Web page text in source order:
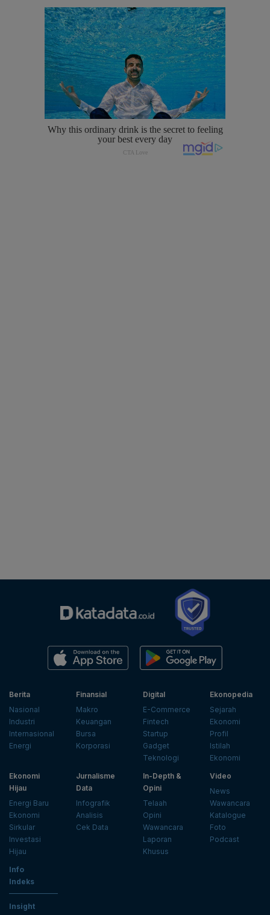
Berita
Nasional
Industri
Internasional
Energi
Finansial
Makro
Keuangan
Bursa
Korporasi
Digital
E-Commerce
Fintech
Startup
Gadget
Teknologi
Ekonopedia
Sejarah
Ekonomi
Profil
Istilah
Ekonomi
Ekonomi
Hijau
Energi Baru
Ekonomi
Sirkular
Investasi
Hijau
Jurnalisme
Data
Infografik
Analisis
Cek Data
In-Depth &
Opini
Telaah
Opini
Wawancara
Laporan
Khusus
Video
News
Wawancara
Katalogue
Foto
Podcast
Info
Indeks
Insight